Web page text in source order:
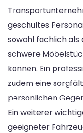
geschultes
sowohl fachlich als
schwere
können. Ein
zudem eine
persönlichen
Ein weiterer
geeigneter